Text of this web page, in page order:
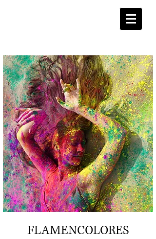
FLAMENCOLORES